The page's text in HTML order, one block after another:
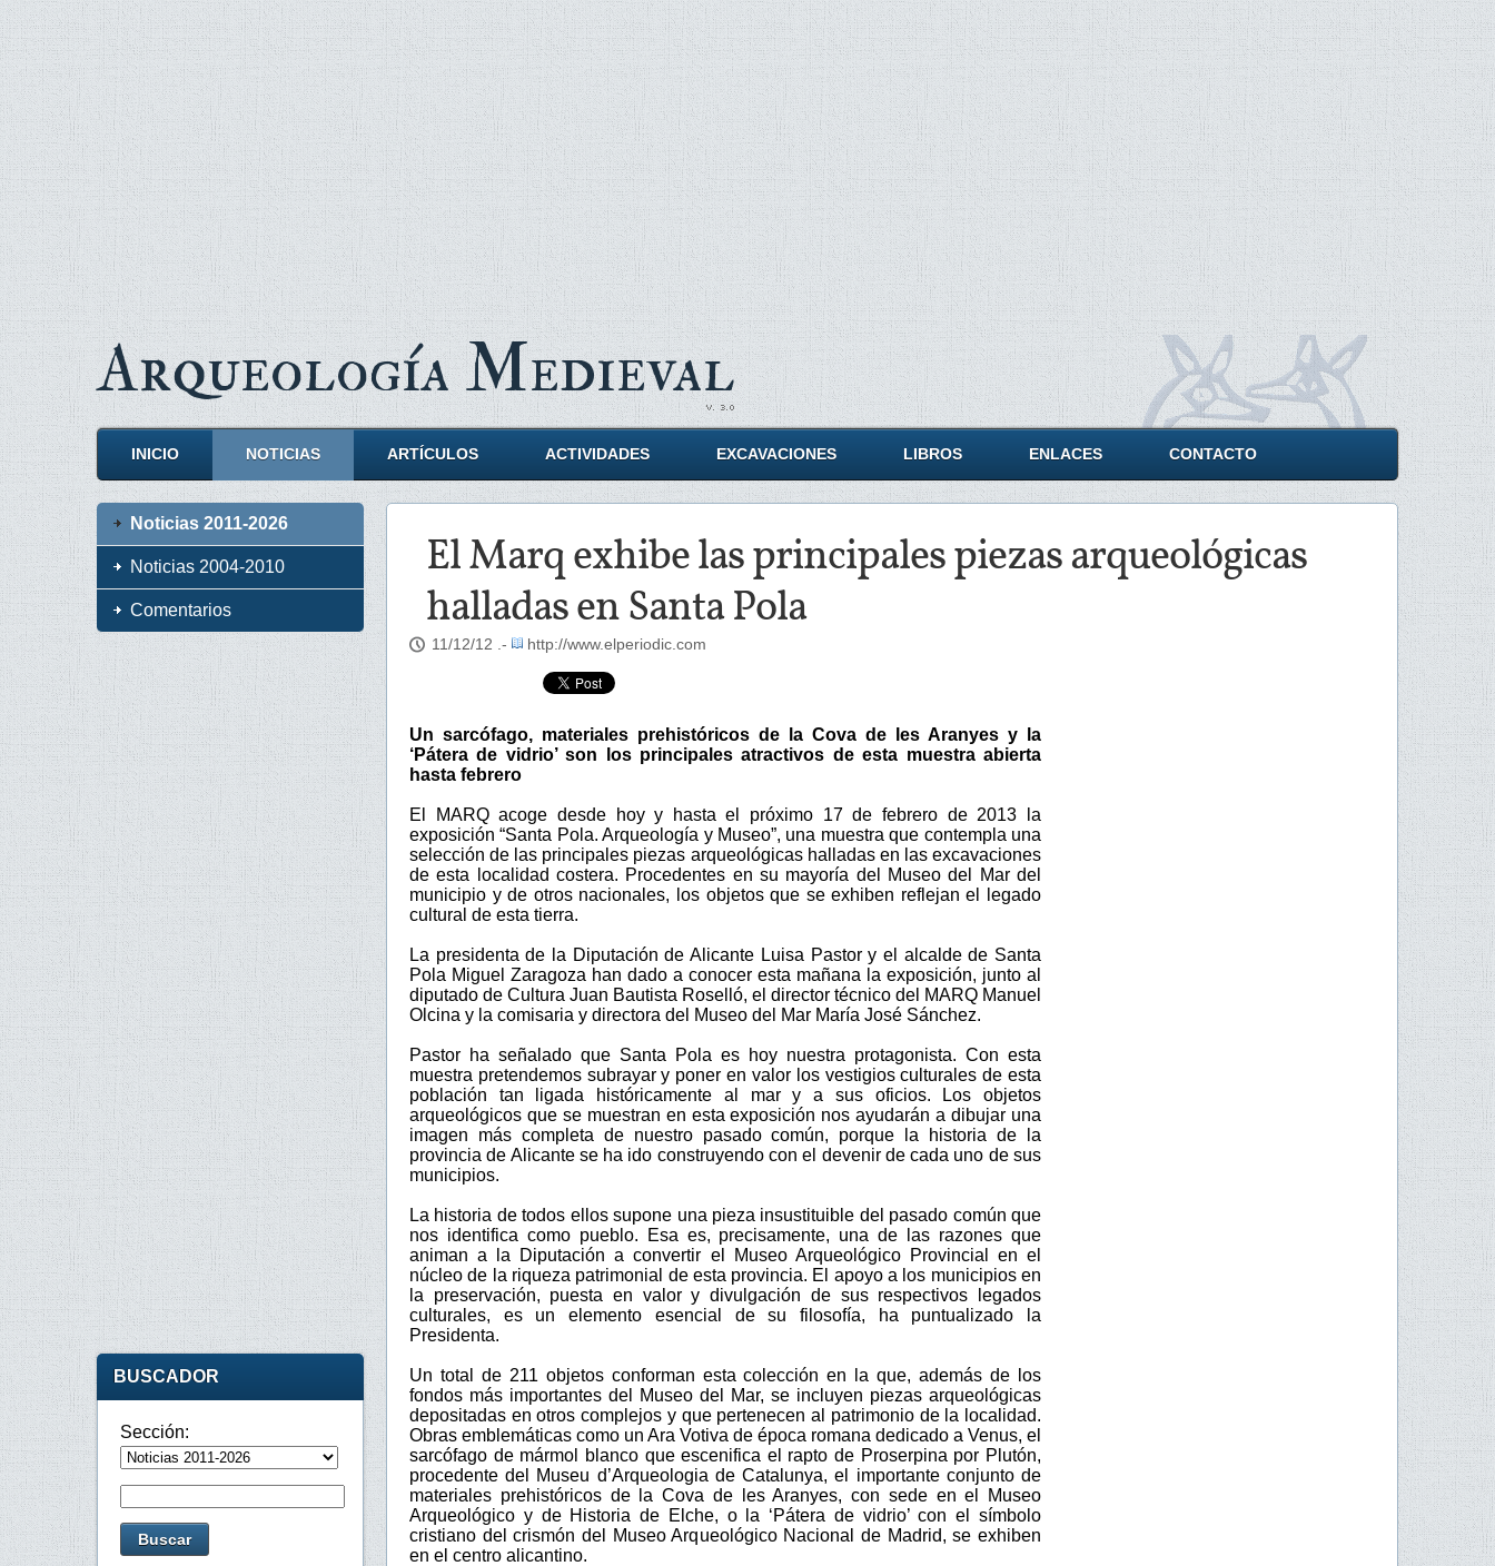
ArqueologíaMedieval
INICIO NOTICIAS ARTÍCULOS ACTIVIDADES EXCAVACIONES LIBROS ENLACES CONTACTO
El Marq exhibe las principales piezas arqueológicas
halladas en Santa Pola
11/12/12 .- http://www.elperiodic.com
Un sarcófago, materiales prehistóricos de la Cova de les Aranyes y la
‘Pátera de vidrio’ son los principales atractivos de esta muestra abierta
hasta febrero
El MARQ acoge desde hoy y hasta el próximo 17 de febrero de 2013 la
exposición “Santa Pola. Arqueología y Museo”, una muestra que contempla una
selección de las principales piezas arqueológicas halladas en las excavaciones
de esta localidad costera. Procedentes en su mayoría del Museo del Mar del
municipio y de otros nacionales, los objetos que se exhiben reflejan el legado
cultural de esta tierra.
La presidenta de la Diputación de Alicante Luisa Pastor y el alcalde de Santa
Pola Miguel Zaragoza han dado a conocer esta mañana la exposición, junto al
diputado de Cultura Juan Bautista Roselló, el director técnico del MARQ Manuel
Olcina y la comisaria y directora del Museo del Mar María José Sánchez.
Pastor ha señalado que Santa Pola es hoy nuestra protagonista. Con esta
muestra pretendemos subrayar y poner en valor los vestigios culturales de esta
población tan ligada históricamente al mar y a sus oficios. Los objetos
arqueológicos que se muestran en esta exposición nos ayudarán a dibujar una
imagen más completa de nuestro pasado común, porque la historia de la
provincia de Alicante se ha ido construyendo con el devenir de cada uno de sus
municipios.
La historia de todos ellos supone una pieza insustituible del pasado común que
nos identifica como pueblo. Esa es, precisamente, una de las razones que
animan a la Diputación a convertir el Museo Arqueológico Provincial en el
núcleo de la riqueza patrimonial de esta provincia. El apoyo a los municipios en
la preservación, puesta en valor y divulgación de sus respectivos legados
culturales, es un elemento esencial de su filosofía, ha puntualizado la
Presidenta.
Un total de 211 objetos conforman esta colección en la que, además de los
fondos más importantes del Museo del Mar, se incluyen piezas arqueológicas
depositadas en otros complejos y que pertenecen al patrimonio de la localidad.
Obras emblemáticas como un Ara Votiva de época romana dedicado a Venus, el
sarcófago de mármol blanco que escenifica el rapto de Proserpina por Plutón,
procedente del Museu d’Arqueologia de Catalunya, el importante conjunto de
materiales prehistóricos de la Cova de les Aranyes, con sede en el Museo
Arqueológico y de Historia de Elche, o la ‘Pátera de vidrio’ con el símbolo
cristiano del crismón del Museo Arqueológico Nacional de Madrid, se exhiben
en el centro alicantino.
Noticias 2011-2026
Noticias 2004-2010
Comentarios
BUSCADOR
Sección: